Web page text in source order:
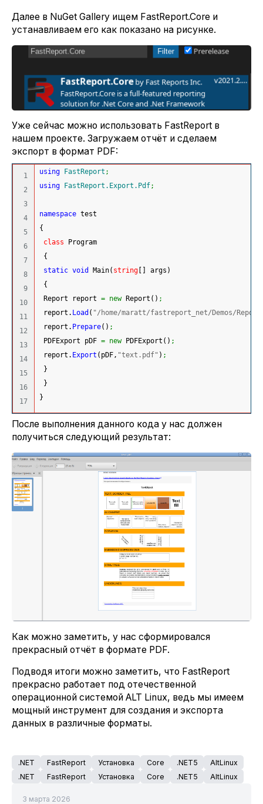
Далее в NuGet Gallery ищем FastReport.Core и
устанавливаем его как показано на рисунке.
Уже сейчас можно использовать FastReport в
нашем проекте. Загружаем отчёт и сделаем
экспорт в формат PDF:
1
2
3
4
5
6
7
8
9
10
11
12
13
14
15
16
using FastReport ;
using FastReport.Export.Pdf;
namespace test
{
class Program
{
static void Main( string [ ] args )
{
Report report = new Report ( ) ;
report. Load ( "/home/maratt/fastreport_net/Demos/
report. Prepare( ) ;
PDFExport pDF = new PDFExport ( ) ;
report. Export ( pDF, "text.pdf" ) ;
}
}
}
После выполнения данного кода у нас должен
получиться следующий результат:
Как можно заметить, у нас сформировался
прекрасный отчёт в формате PDF.
Подводя итоги можно заметить, что FastReport
прекрасно работает под отечественной
операционной системой ALT Linux, ведь мы имеем
мощный инструмент для создания и экспорта
данных в различные форматы.
.NET FastReport Установка Core .NET5
AltLinux
.NET
FastReport Установка Core .NET5 AltLinux
3 марта 2026